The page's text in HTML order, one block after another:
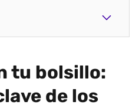
tu bolsillo:
de los